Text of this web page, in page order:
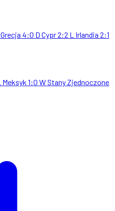
Grecja 4:0 D Cypr2:2 L Irlandia 2:1
Meksyk 1:0 WStany Zjednoczone